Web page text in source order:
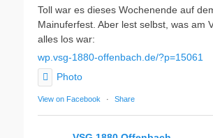
Toll war es dieses Wochenende auf
Mainuferfest. Aber lest selbst, was am
alles los war:
wp.vsg-1880-offenbach.de/?p=15061
Photo
View on Facebook · Share